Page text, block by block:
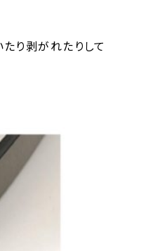
り剥がれたりして